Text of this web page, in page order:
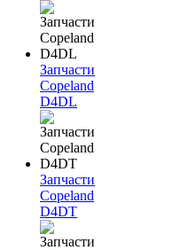
Запчасти
Copeland
D4DL
Запчасти
Copeland
D4DT